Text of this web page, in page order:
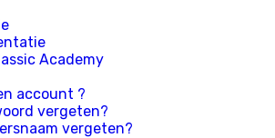
Academy
account ?
vergeten?
vergeten?